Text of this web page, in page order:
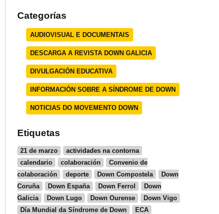
Categorías
AUDIOVISUAL E DOCUMENTAIS
DESCARGA A REVISTA DOWN GALICIA
DIVULGACIÓN EDUCATIVA
INFORMACIÓN SOBRE A SÍNDROME DE DOWN
NOTICIAS DO MOVEMENTO DOWN
Etiquetas
21 de marzo
actividades na contorna
calendario
colaboración
Convenio de
colaboración
deporte Down Compostela
Down
Coruña
Down España Down Ferrol
Down
Galicia
Down Lugo Down Ourense
Down Vigo
Día Mundial da Síndrome de Down
ECA